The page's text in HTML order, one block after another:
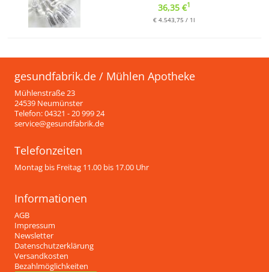
36,35 €1
€ 4.543,75 / 1l
gesundfabrik.de / Mühlen Apotheke
Mühlenstraße 23
24539 Neumünster
Telefon: 04321 - 20 999 24
service@gesundfabrik.de
Telefonzeiten
Montag bis Freitag 11.00 bis 17.00 Uhr
Informationen
AGB
Impressum
Newsletter
Datenschutzerklärung
Versandkosten
Bezahlmöglichkeiten